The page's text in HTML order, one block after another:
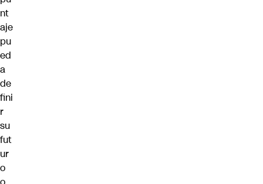
nt
aje
pu
ed
a
de
fini
r
su
fut
ur
o